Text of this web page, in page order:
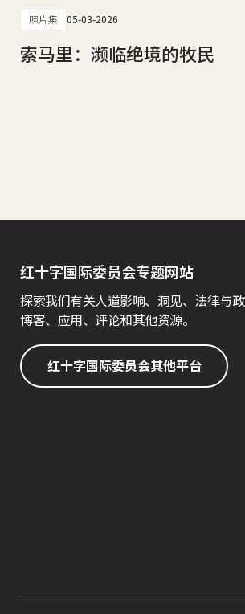
照片集 05-03-2026
索马里：濒临绝境的牧民
红十字国际委员会专题网站
探索我们有关人道影响、洞见、法律与
博客、应用、评论和其他资源。
红十字国际委员会其他平台